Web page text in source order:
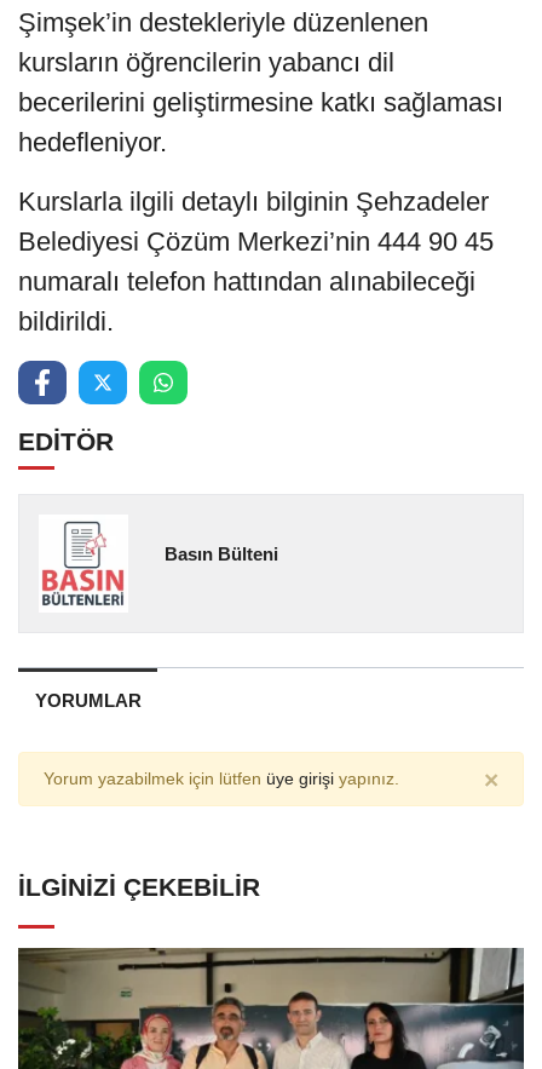
Şimşek’in destekleriyle düzenlenen
kursların öğrencilerin yabancı dil
becerilerini geliştirmesine katkı sağlaması
hedefleniyor.
Kurslarla ilgili detaylı bilginin Şehzadeler
Belediyesi Çözüm Merkezi’nin 444 90 45
numaralı telefon hattından alınabileceği
bildirildi.
EDİTÖR
Basın Bülteni
YORUMLAR
Yorum yazabilmek için lütfen üye girişi yapınız. ×
İLGINIZI ÇEKEBILIR